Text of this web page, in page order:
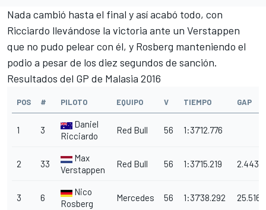
Nada cambió hasta el final y así acabó todo, con
Ricciardo llevándose la victoria ante un Verstappen
que no pudo pelear con él, y Rosberg manteniendo el
podio a pesar de los diez segundos de sanción.
Resultados del GP de Malasia 2016
POS # PILOTO EQUIPO V TIEMPO GAP
1 3
Daniel
Ricciardo
Red Bull 56 1:37'12.776
2 33
Max
Verstappen
Red Bull 56 1:37'15.219 2.443
3 6
Nico
Rosberg
Mercedes 56 1:37'38.292 25.516